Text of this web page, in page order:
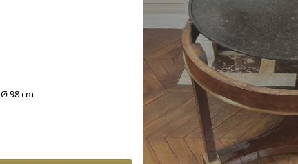
Ø 98 cm